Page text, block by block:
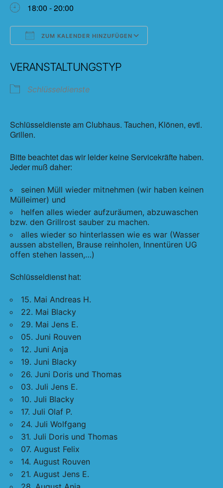
18:00 - 20:00
ZUM KALENDER HINZUFÜGEN
VERANSTALTUNGSTYP
Schlüsseldienste
Schlüsseldienste am Clubhaus. Tauchen, Klönen, evtl.
Grillen.
Bitte beachtet das wir leider keine Servicekräfte haben.
Jeder muß daher:
seinen Müll wieder mitnehmen (wir haben keinen
Mülleimer) und
helfen alles wieder aufzuräumen, abzuwaschen
bzw. den Grillrost sauber zu machen.
alles wieder so hinterlassen wie es war (Wasser
aussen abstellen, Brause reinholen, Innentüren UG
offen stehen lassen,…)
Schlüsseldienst hat:
15. Mai Andreas H.
22. Mai Blacky
29. Mai Jens E.
05. Juni Rouven
12. Juni Anja
19. Juni Blacky
26. Juni Doris und Thomas
03. Juli Jens E.
10. Juli Blacky
17. Juli Olaf P.
24. Juli Wolfgang
31. Juli Doris und Thomas
07. August Felix
14. August Rouven
21. August Jens E.